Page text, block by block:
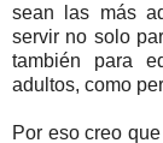
sean las más
servir no solo
también para
adultos, como
Por eso creo